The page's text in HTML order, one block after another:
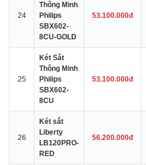
24
Thông Minh
Philips
SBX602-
8CU-GOLD
53.100.000đ
25
Két Sắt
Thông Minh
Philips
SBX602-
8CU
53.100.000đ
26
Két sắt
Liberty
LB120PRO-
RED
56.200.000đ